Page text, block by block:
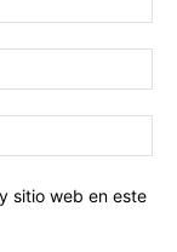
sitio web en este